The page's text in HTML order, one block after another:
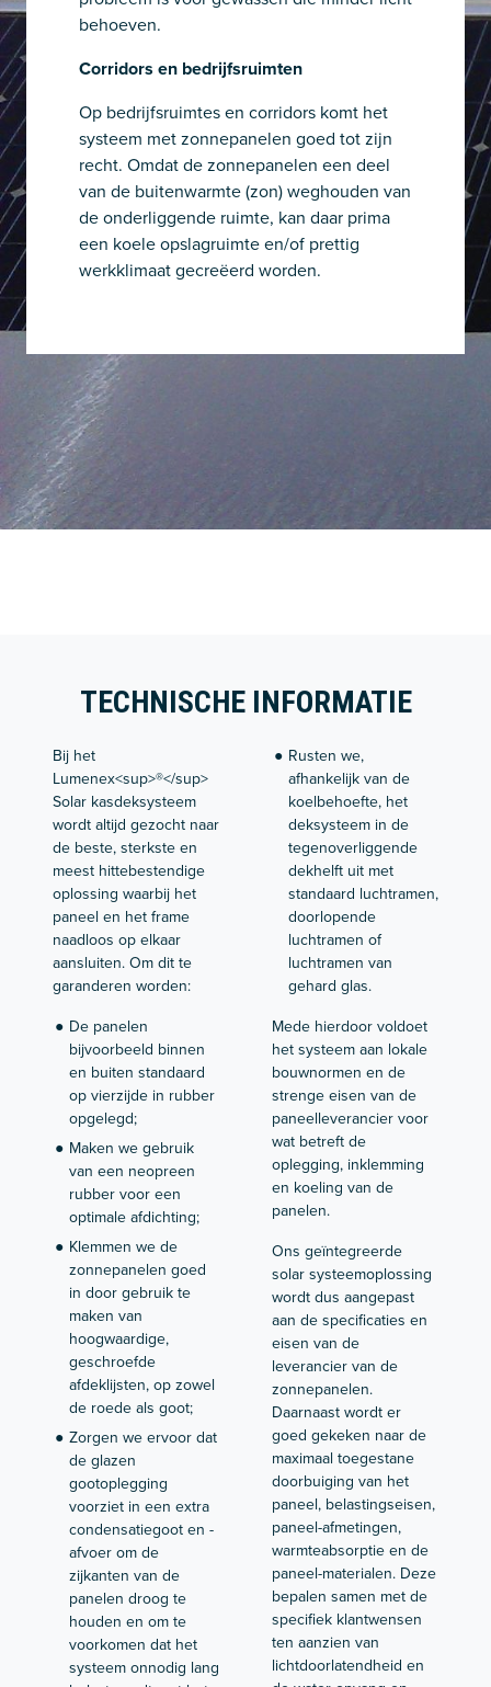
behoeven.
Corridors en bedrijfsruimten
Op bedrijfsruimtes en corridors komt het
systeem met zonnepanelen goed tot zijn
recht. Omdat de zonnepanelen een deel
van de buitenwarmte (zon) weghouden van
de onderliggende ruimte, kan daar prima
een koele opslagruimte en/of prettig
werkklimaat gecreëerd worden.
TECHNISCHE INFORMATIE
Bij het
Lumenex<sup>®</sup>
Solar kasdeksysteem
wordt altijd gezocht naar
de beste, sterkste en
meest hittebestendige
oplossing waarbij het
paneel en het frame
naadloos op elkaar
aansluiten. Om dit te
garanderen worden:
De panelen
bijvoorbeeld binnen
en buiten standaard
op vierzijde in rubber
opgelegd;
Maken we gebruik
van een neopreen
rubber voor een
optimale afdichting;
Klemmen we de
zonnepanelen goed
in door gebruik te
maken van
hoogwaardige,
geschroefde
afdeklijsten, op zowel
de roede als goot;
Zorgen we ervoor dat
de glazen
gootoplegging
voorziet in een extra
condensatiegoot en -
afvoer om de
zijkanten van de
panelen droog te
houden en om te
voorkomen dat het
systeem onnodig lang
Rusten we,
afhankelijk van de
koelbehoefte, het
deksysteem in de
tegenoverliggende
dekhelft uit met
standaard luchtramen,
doorlopende
luchtramen of
luchtramen van
gehard glas.
Mede hierdoor voldoet
het systeem aan lokale
bouwnormen en de
strenge eisen van de
paneelleverancier voor
wat betreft de
oplegging, inklemming
en koeling van de
panelen.
Ons geïntegreerde
solar systeemoplossing
wordt dus aangepast
aan de specificaties en
eisen van de
leverancier van de
zonnepanelen.
Daarnaast wordt er
goed gekeken naar de
maximaal toegestane
doorbuiging van het
paneel, belastingseisen,
paneel-afmetingen,
warmteabsorptie en de
paneel-materialen. Deze
bepalen samen met de
specifiek klantwensen
ten aanzien van
lichtdoorlatendheid en